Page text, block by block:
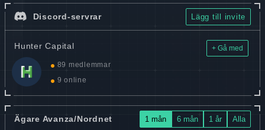
Discord-servrar Lägg till invite
Hunter Capital
89 medlemmar
9 online
+ Gå med
Ägare Avanza/Nordnet 1 mån 6 mån 1 år Alla